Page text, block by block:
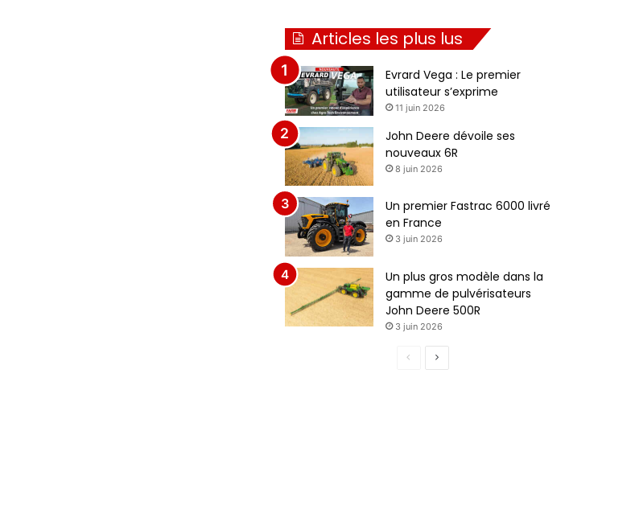
Articles les plus lus
Evrard Vega : Le premier
utilisateur s’exprime
11 juin 2026
John Deere dévoile ses
nouveaux 6R
8 juin 2026
Un premier Fastrac 6000 livré
en France
3 juin 2026
Un plus gros modèle dans la
gamme de pulvérisateurs
John Deere 500R
3 juin 2026
Page